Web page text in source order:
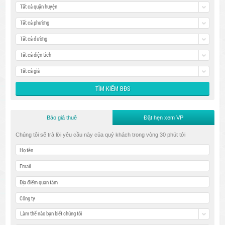
Tất cả quận huyện
Tất cả phường
Tất cả đường
Tất cả diện tích
Tất cả giá
Báo giá thuê Đặt hẹn xem VP
Chúng tôi sẽ trả lời yêu cầu này của quý khách trong vòng 30 phút tới
Làm thế nào bạn biết chúng tôi